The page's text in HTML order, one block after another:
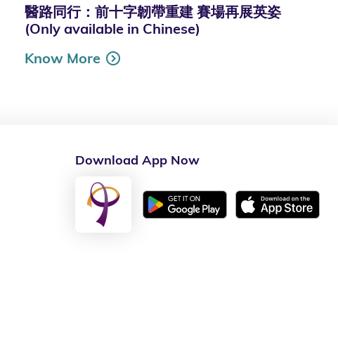
醫路同行：前十字韌帶重建 賽場再展英姿
(Only available in Chinese)
Know More
Download App Now